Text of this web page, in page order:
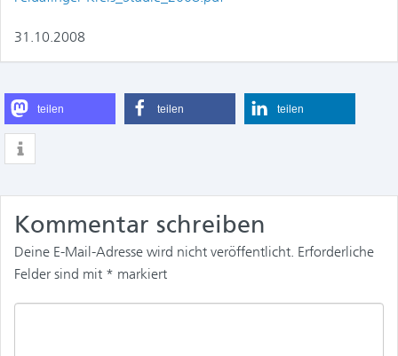
31.10.2008
teilen teilen teilen
Kommentar schreiben
Deine E-Mail-Adresse wird nicht veröffentlicht. Erforderliche
Felder sind mit * markiert